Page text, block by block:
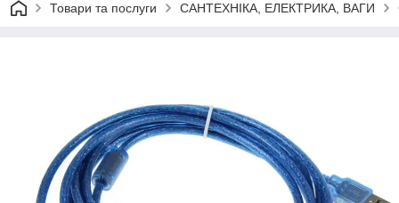
Товари та послуги САНТЕХНІКА, ЕЛЕКТРИКА, ВАГИ